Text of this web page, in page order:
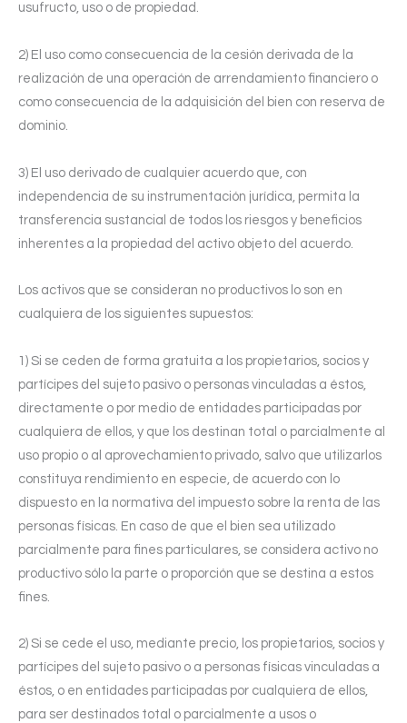
usufructo, uso o de propiedad.
2) El uso como consecuencia de la cesión derivada de la
realización de una operación de arrendamiento financiero o
como consecuencia de la adquisición del bien con reserva de
dominio.
3) El uso derivado de cualquier acuerdo que, con
independencia de su instrumentación jurídica, permita la
transferencia sustancial de todos los riesgos y beneficios
inherentes a la propiedad del activo objeto del acuerdo.
Los activos que se consideran no productivos lo son en
cualquiera de los siguientes supuestos:
1) Si se ceden de forma gratuita a los propietarios, socios y
partícipes del sujeto pasivo o personas vinculadas a éstos,
directamente o por medio de entidades participadas por
cualquiera de ellos, y que los destinan total o parcialmente al
uso propio o al aprovechamiento privado, salvo que utilizarlos
constituya rendimiento en especie, de acuerdo con lo
dispuesto en la normativa del impuesto sobre la renta de las
personas físicas. En caso de que el bien sea utilizado
parcialmente para fines particulares, se considera activo no
productivo sólo la parte o proporción que se destina a estos
fines.
2) Si se cede el uso, mediante precio, los propietarios, socios y
partícipes del sujeto pasivo o a personas físicas vinculadas a
éstos, o en entidades participadas por cualquiera de ellos,
para ser destinados total o parcialmente a usos o